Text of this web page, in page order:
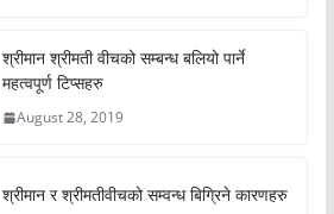
श्रीमान श्रीमती वीचको सम्बन्ध बलियो पार्ने
महत्वपूर्ण टिप्सहरु
August 28, 2019
श्रीमान र श्रीमतीवीचको सम्वन्ध बिग्रिने कारणहरु